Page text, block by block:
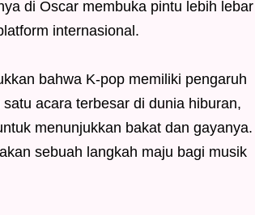
di Oscar membuka pintu lebih lebar
internasional.
bahwa K-pop memiliki pengaruh
acara terbesar di dunia hiburan,
menunjukkan bakat dan gayanya.
sebuah langkah maju bagi musik